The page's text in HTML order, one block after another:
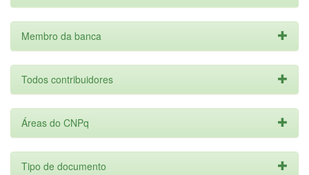
Membro da banca
Todos contribuidores
Áreas do CNPq
Tipo de documento